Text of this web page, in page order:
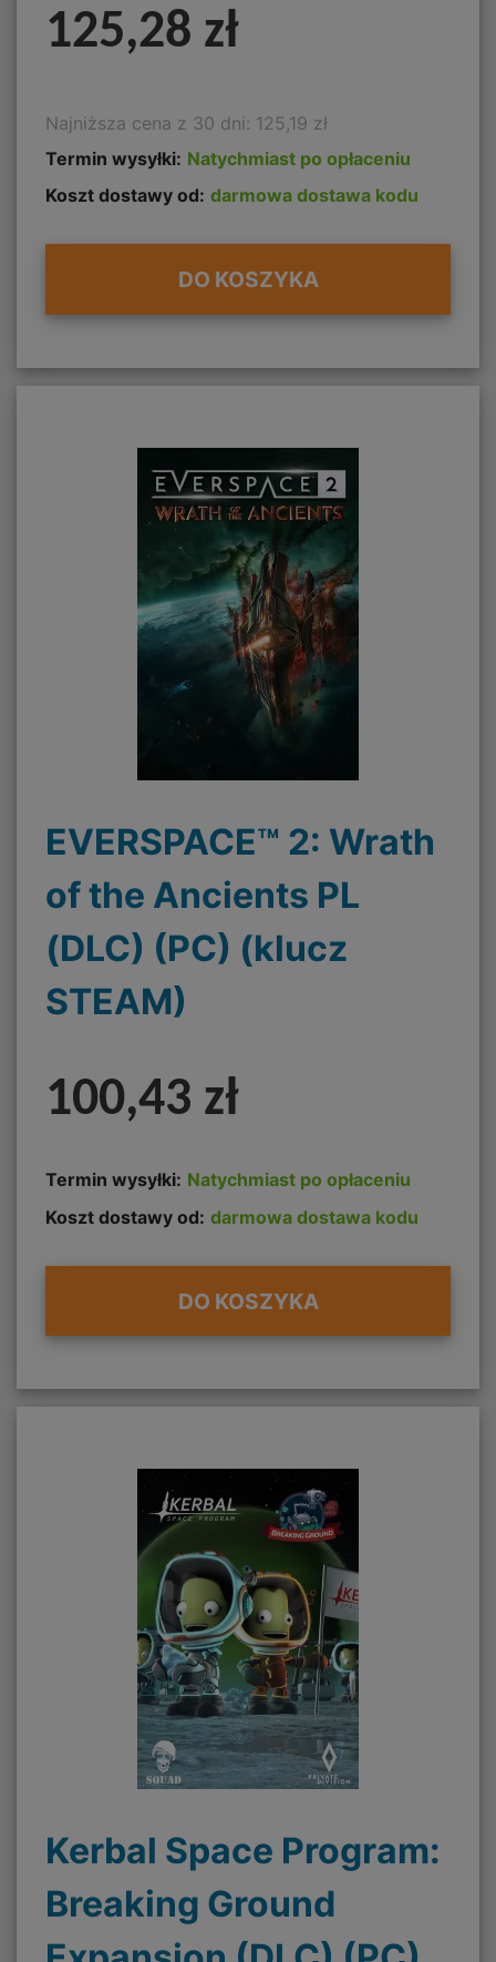
125,28 zł
Najniższa cena z 30 dni: 125,19 zł
Termin wysyłki: Natychmiast po opłaceniu
Koszt dostawy od: darmowa dostawa kodu
DO KOSZYKA
EVERSPACE™ 2: Wrath
of the Ancients PL
(DLC) (PC) (klucz
STEAM)
100,43 zł
Termin wysyłki: Natychmiast po opłaceniu
Koszt dostawy od: darmowa dostawa kodu
DO KOSZYKA
Kerbal Space Program:
Breaking Ground